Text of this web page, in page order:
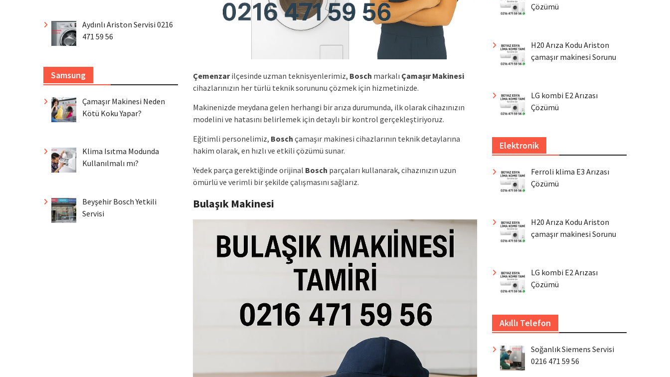
Çemenzarilçesinde uzman teknisyenlerimiz, Bosch markalı Çamaşır Makinesi
cihazlarınızın her türlü teknik sorununu çözmek için hizmetinizde.
Makinenizde meydana gelen herhangi bir arıza durumunda, ilk olarak cihazınızın
modelini ve hatasını belirlemek için detaylı bir kontrol gerçekleştiriyoruz.
Eğitimli personelimiz, Bosch çamaşır makinesi cihazlarının teknik detaylarına
hakim olarak, en hızlı ve etkili çözümü sunar.
Yedek parça gerektiğinde orijinal Bosch parçaları kullanarak, cihazınızın uzun
ömürlü ve verimli bir şekilde çalışmasını sağlarız.
Bulaşık Makinesi
Çözümü
H20 Arıza Kodu Ariston
çamaşır makinesi Sorunu
LG kombi E2 Arızası
Çözümü
Elektronik
Ferroli klima E3 Arızası
Çözümü
H20 Arıza Kodu Ariston
çamaşır makinesi Sorunu
LG kombi E2 Arızası
Çözümü
Akıllı Telefon
Soğanlık Siemens Servisi
0216 471 59 56
Aydınlı Ariston Servisi 0216
471 59 56
Samsung
Çamaşır Makinesi Neden
Kötü Koku Yapar?
Klima Isıtma Modunda
Kullanılmalı mı?
Beyşehir Bosch Yetkili
Servisi